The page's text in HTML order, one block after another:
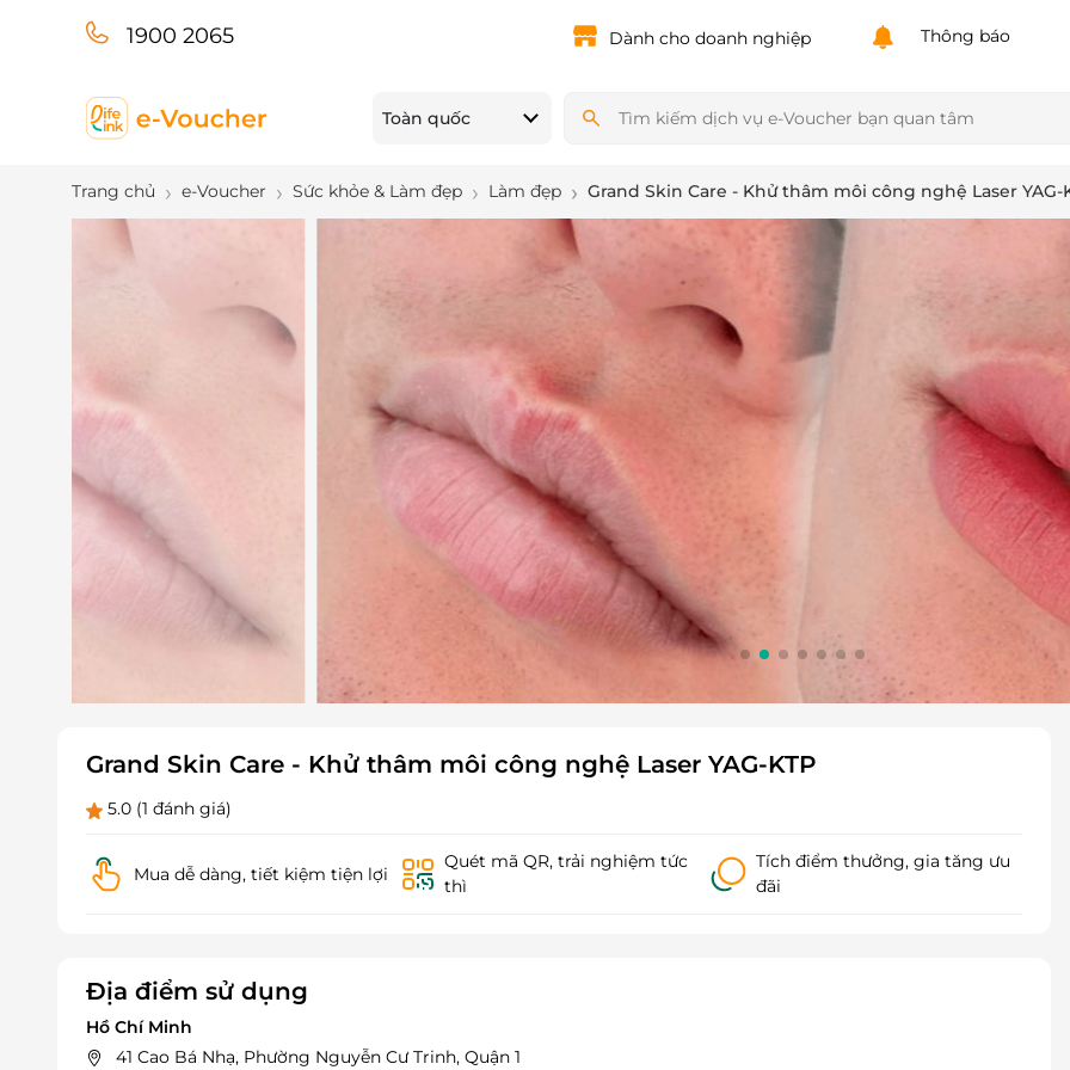
1900 2065 Dành cho doanh nghiệp Thông báo
Toàn quốc
Trang chủ e-Voucher Sức khỏe & Làm đẹp Làm đẹp Grand Skin Care - Khử thâm môi công nghệ Laser YAG-
Grand Skin Care - Khử thâm môi công nghệ Laser YAG-KTP
5.0 (1 đánh giá)
Mua dễ dàng, tiết kiệm tiện lợi
Quét mã QR, trải nghiệm tức
thì
Tích điểm thưởng, gia tăng ưu
đãi
Địa điểm sử dụng
Hồ Chí Minh
41 Cao Bá Nhạ, Phường Nguyễn Cư Trinh, Quận 1